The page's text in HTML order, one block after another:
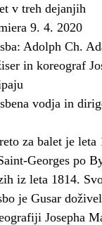
v treh dejanjih
9. 4. 2020
Adolph Ch.
in koreograf
vodja in
za balet je leta
Georges po
iz leta 1814.
je Gusar
Josepha